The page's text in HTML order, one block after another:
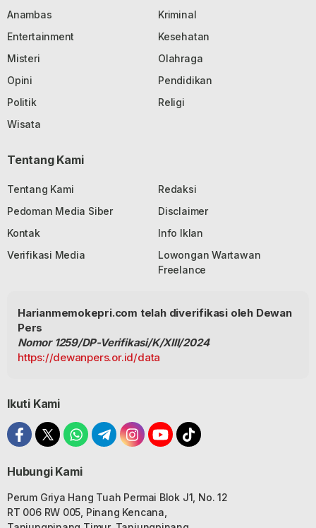
Anambas
Kriminal
Entertainment
Kesehatan
Misteri
Olahraga
Opini
Pendidikan
Politik
Religi
Wisata
Tentang Kami
Tentang Kami
Redaksi
Pedoman Media Siber
Disclaimer
Kontak
Info Iklan
Verifikasi Media
Lowongan Wartawan
Freelance
Harianmemokepri.com telah diverifikasi oleh Dewan
Pers
Nomor 1259/DP-Verifikasi/K/XIII/2024
https://dewanpers.or.id/data
Ikuti Kami
Hubungi Kami
Perum Griya Hang Tuah Permai Blok J1, No. 12
RT 006 RW 005, Pinang Kencana,